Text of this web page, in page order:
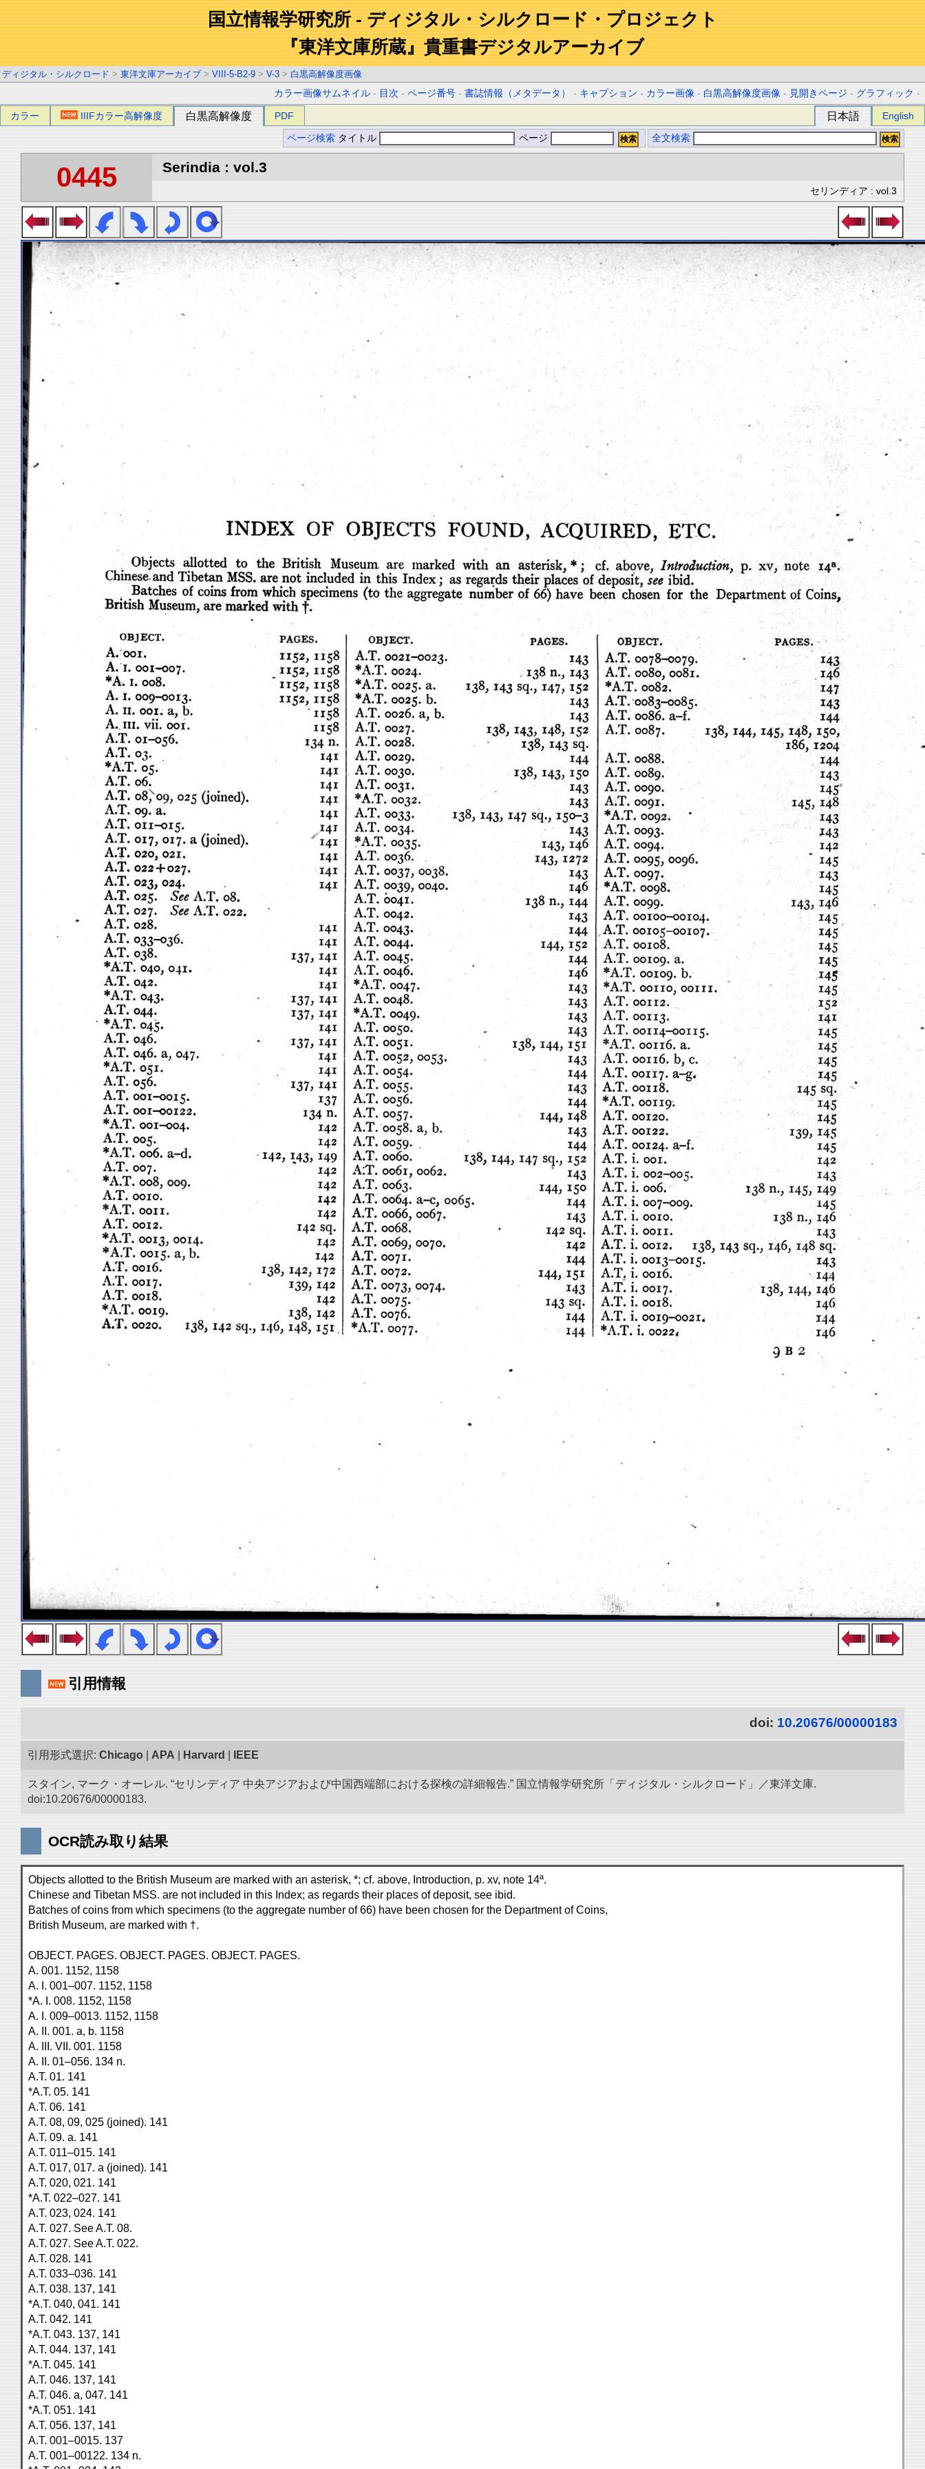
国立情報学研究所 - ディジタル・シルクロード・プロジェクト
『東洋文庫所蔵』貴重書デジタルアーカイブ
ディジタル・シルクロード > 東洋文庫アーカイブ > VIII-5-B2-9 > V-3 > 白黒高解像度画像
カラー画像サムネイル - 目次 -ページ番号 -書誌情報（メタデータ） - キャプション - カラー画像 - 白黒高解像度画像 - 見開きページ - グラフィック -
カラー IIIFカラー高解像度 白黒高解像度 PDF 日本語 English
ページ検索 タイトル ページ 全文検索
0445 Serindia : vol.3
セリンディア : vol.3
引用情報
doi: 10.20676/00000183
引用形式選択: Chicago APA Harvard IEEE
スタイン, マーク・オーレル. “セリンディア 中央アジアおよび中国西端部における探検の詳細報告.” 国立情報学研究所「ディジタル・シルクロード」／東洋文庫.
doi:10.20676/00000183.
OCR読み取り結果
Objects allotted to the British Museum are marked with an asterisk, *; cf. above, Introduction, p. xv, note 14ª.
Chinese and Tibetan MSS. are not included in this Index; as regards their places of deposit, see ibid.
Batches of coins from which specimens (to the aggregate number of 66) have been chosen for the Department of Coins,
British Museum, are marked with †.
OBJECT. PAGES. OBJECT. PAGES. OBJECT. PAGES.
A. 001. 1152, 1158
A. I. 001–007. 1152, 1158
*A. I. 008. 1152, 1158
A. I. 009–0013. 1152, 1158
A. II. 001. a, b. 1158
A. III. VII. 001. 1158
A. II. 01–056. 134 n.
A.T. 01. 141
*A.T. 05. 141
A.T. 06. 141
A.T. 08, 09, 025 (joined). 141
A.T. 09. a. 141
A.T. 011–015. 141
A.T. 017, 017. a (joined). 141
A.T. 020, 021. 141
*A.T. 022–027. 141
A.T. 023, 024. 141
A.T. 027. See A.T. 08.
A.T. 027. See A.T. 022.
A.T. 028. 141
A.T. 033–036. 141
A.T. 038. 137, 141
*A.T. 040, 041. 141
A.T. 042. 141
*A.T. 043. 137, 141
A.T. 044. 137, 141
*A.T. 045. 141
A.T. 046. 137, 141
A.T. 046. a, 047. 141
*A.T. 051. 141
A.T. 056. 137, 141
A.T. 001–0015. 137
A.T. 001–00122. 134 n.